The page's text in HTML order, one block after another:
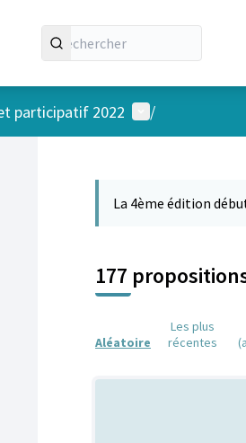
participatif 2022 Menu utilisateur
/
La 4ème édition
177
Aléatoire
Les plus
récentes